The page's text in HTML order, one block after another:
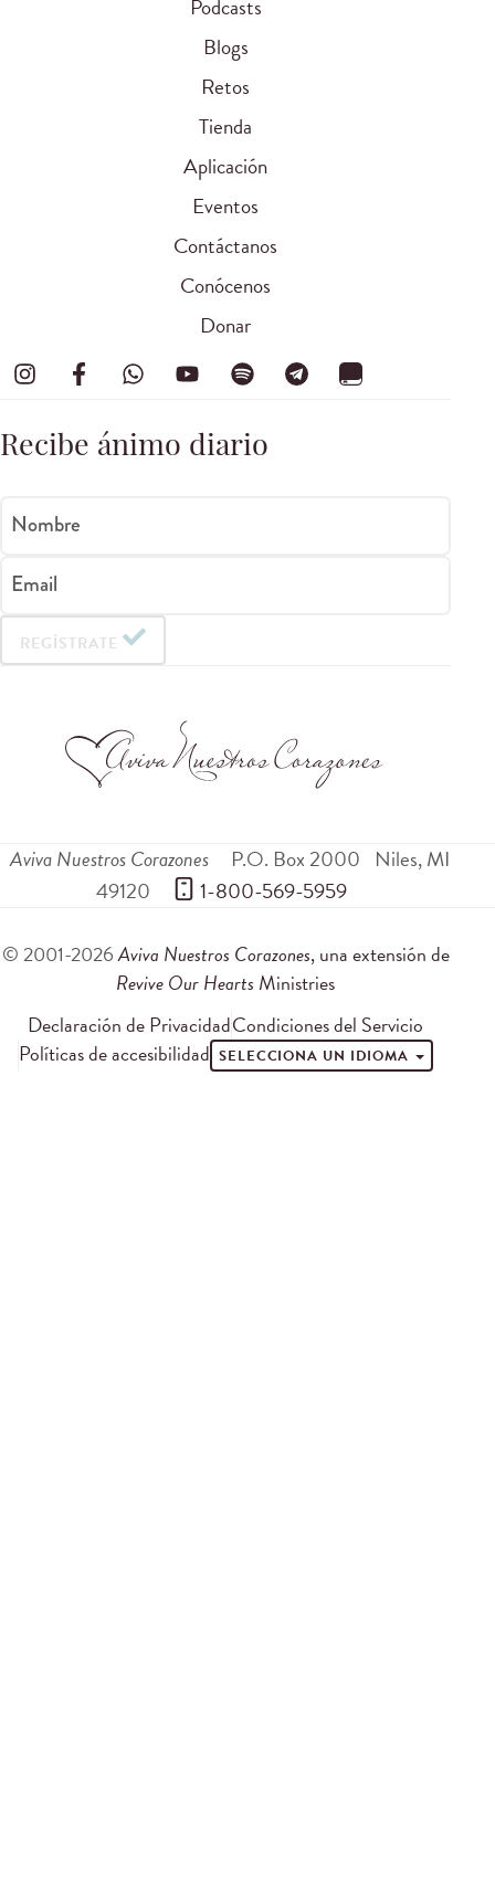
Podcasts
Blogs
Retos
Tienda
Aplicación
Eventos
Contáctanos
Conócenos
Donar
Recibe ánimo diario
Nombre
Email
REGÍSTRATE
Aviva Nuestros Corazones P.O. Box 2000 Niles,MI
49120
1-800-569-5959
© 2001-2026Aviva Nuestros Corazones, una extensión de
Revive Our Hearts Ministries
Declaración de PrivacidadCondiciones del Servicio
Políticas de accesibilidad SELECCIONA UN IDIOMA